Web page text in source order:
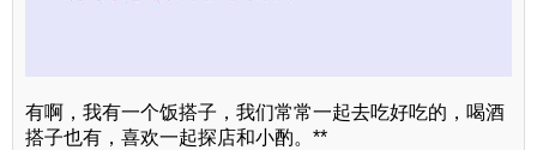
有啊，我有一个饭搭子，我们常常一起去吃好吃的，喝酒
搭子也有，喜欢一起探店和小酌。**